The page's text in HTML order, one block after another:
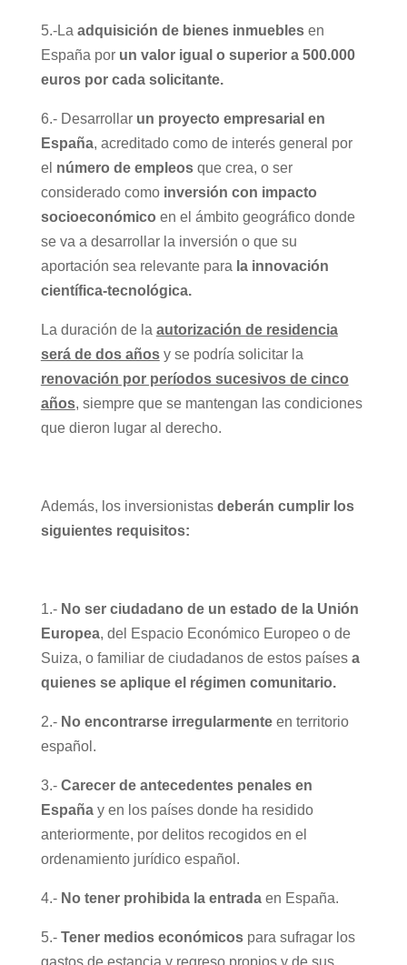
5.-La adquisición de bienes inmueblesen
España por un valor igual o superior a 500.000
euros por cada solicitante.
6.- Desarrollar un proyecto empresarial en
España, acreditado como de interés general por
el número de empleosque crea, o ser
considerado como inversión con impacto
socioeconómico en el ámbito geográfico donde
se va a desarrollar la inversión o que su
aportación sea relevante para la innovación
científica-tecnológica.
La duración de la autorización de residencia
será de dos añosy se podría solicitar la
renovación por períodos sucesivos de cinco
años, siempre que se mantengan las condiciones
que dieron lugar al derecho.
Además, los inversionistas deberán cumplir los
siguientes requisitos:
1.-No ser ciudadano de un estado de la Unión
Europea, del Espacio Económico Europeo o de
Suiza, o familiar de ciudadanos de estos países a
quienes se aplique el régimen comunitario.
2.-No encontrarse irregularmenteen territorio
español.
3.-Carecer de antecedentes penales en
Españay en los países donde ha residido
anteriormente, por delitos recogidos en el
ordenamiento jurídico español.
4.-No tener prohibida la entradaen España.
5.- Tener medios económicospara sufragar los
gastos de estancia y regreso propios y de sus